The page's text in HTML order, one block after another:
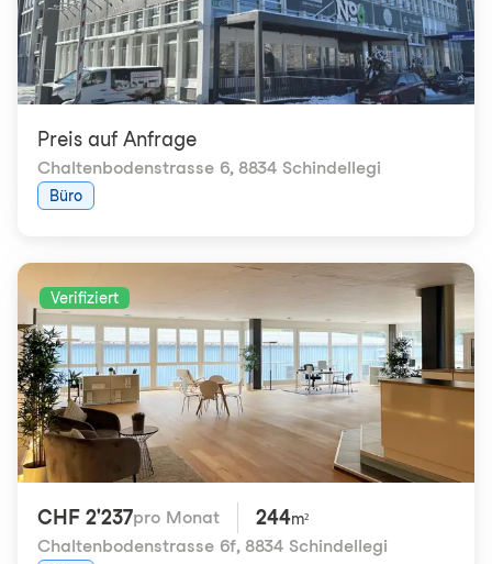
Preis auf Anfrage
Chaltenbodenstrasse 6, 8834 Schindellegi
Büro
Verifiziert
CHF 2'237pro Monat 244m²
Chaltenbodenstrasse 6f, 8834 Schindellegi